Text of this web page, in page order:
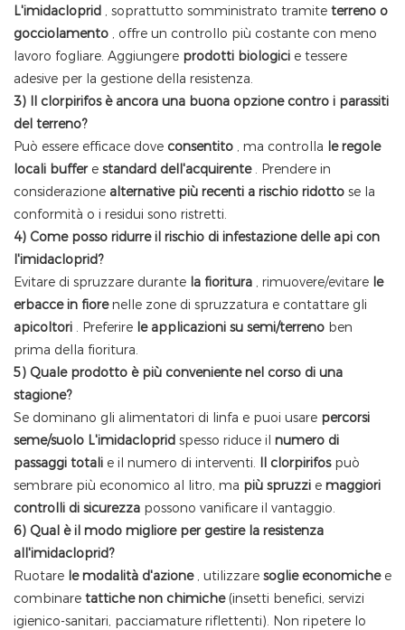
L'imidacloprid , soprattutto somministrato tramite terreno o
gocciolamento , offre un controllo più costante con meno
lavoro fogliare. Aggiungere prodotti biologici e tessere
adesive per la gestione della resistenza.
3) Il clorpirifos è ancora una buona opzione contro i parassiti
del terreno?
Può essere efficace dove consentito , ma controlla le regole
locali buffere standard dell'acquirente. Prendere in
considerazione alternative più recenti a rischio ridotto se la
conformità o i residui sono ristretti.
4) Come posso ridurre il rischio di infestazione delle api con
l'imidacloprid?
Evitare di spruzzare durante la fioritura , rimuovere/evitare le
erbacce in fiorenelle zone di spruzzatura e contattare gli
apicoltori . Preferire le applicazioni su semi/terreno ben
prima della fioritura.
5) Quale prodotto è più conveniente nel corso di una
stagione?
Se dominano gli alimentatori di linfa e puoi usare percorsi
seme/suolo L'imidacloprid spesso riduce il numero di
passaggi totali e il numero di interventi. Il clorpirifospuò
sembrare più economico al litro, ma più spruzzi e maggiori
controlli di sicurezza possono vanificare il vantaggio.
6) Qual è il modo migliore per gestire la resistenza
all'imidacloprid?
Ruotare le modalità d'azione, utilizzare soglie economichee
combinare tattiche non chimiche(insetti benefici, servizi
igienico-sanitari, pacciamature riflettenti). Non ripetere lo